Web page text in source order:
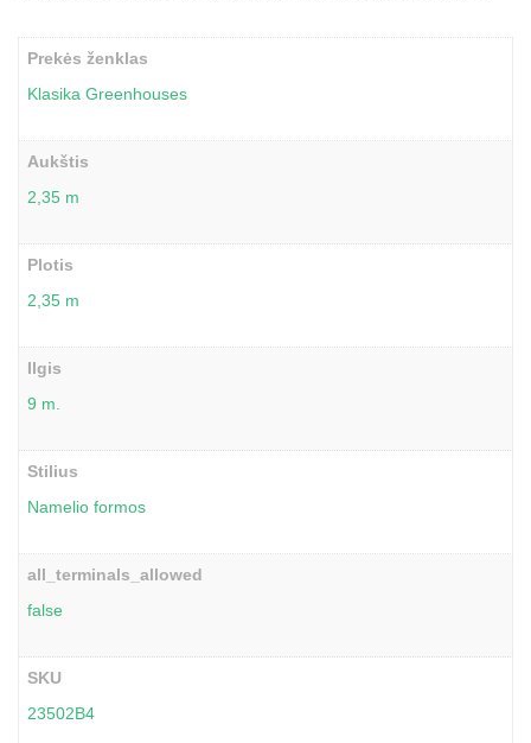
Prekės ženklas
Klasika Greenhouses
Aukštis
2,35 m
Plotis
2,35 m
Ilgis
9 m.
Stilius
Namelio formos
all_terminals_allowed
false
SKU
23502B4